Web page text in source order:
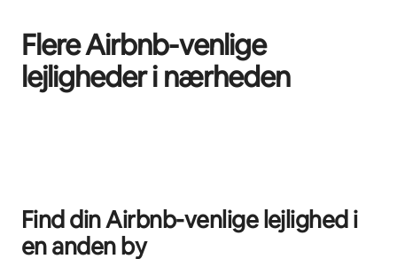
Flere Airbnb-venlige
lejligheder i nærheden
Find din Airbnb-venlige lejlighed i
en anden by